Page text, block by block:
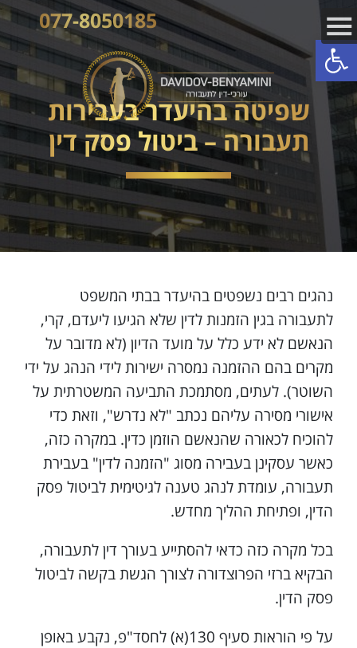
פתח סרגל נגישות
077-8050185
שפיטה בהיעדר בעבירות
תעבורה – ביטול פסק דין
נהגים רבים נשפטים בהיעדר בבתי המשפט
לתעבורה בגין הזמנות לדין שלא הגיעו ליעדם, קרי,
הנאשם לא ידע כלל על מועד הדיון (לא מדובר על
מקרים בהם ההזמנה נמסרה ישירות לידי הנהג על ידי
השוטר). לעתים, מסתמכת התביעה המשטרתית על
אישורי מסירה עליהם נכתב "לא נדרש", וזאת כדי
להוכיח לכאורה שהנאשם הוזמן כדין. במקרה כזה,
כאשר עסקינן בעבירה מסוג "הזמנה לדין" בעבירת
תעבורה, עומדת לנהג טענה לגיטימית לביטול פסק
הדין, ופתיחת ההליך מחדש.
בכל מקרה כזה כדאי להסתייע בעורך דין לתעבורה,
הבקיא ברזי הפרוצדורה לצורך הגשת בקשה לביטול
פסק הדין.
על פי הוראות סעיף 130(א) לחסד"פ, נקבע באופן